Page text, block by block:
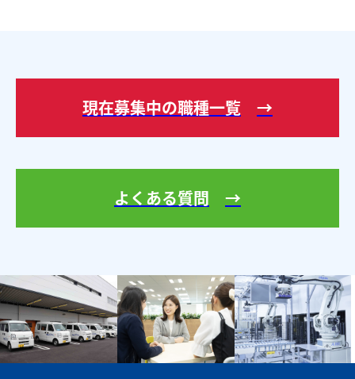
現在募集中の職種一覧
よくある質問